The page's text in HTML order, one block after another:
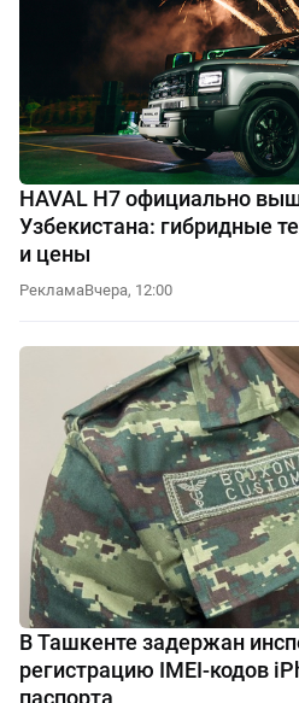
HAVAL H7 официально
Узбекистана: гибридные
и цены
РекламаВчера, 12:00
В Ташкенте задержан
регистрацию IMEI-кодов
паспорта